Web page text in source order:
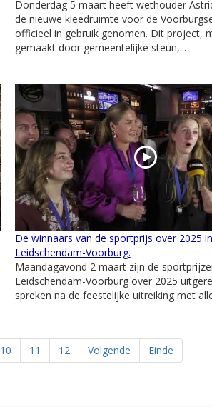
Donderdag 5 maart heeft wethouder
de nieuwe kleedruimte voor de
officieel in gebruik genomen. Dit project,
gemaakt door gemeentelijke steun,...
De winnaars van de sportprijs over 2025 in
Leidschendam-Voorburg.
Maandagavond 2 maart zijn de
Leidschendam-Voorburg over 2025
spreken na de feestelijke uitreiking met
10 11 12 Volgende Einde